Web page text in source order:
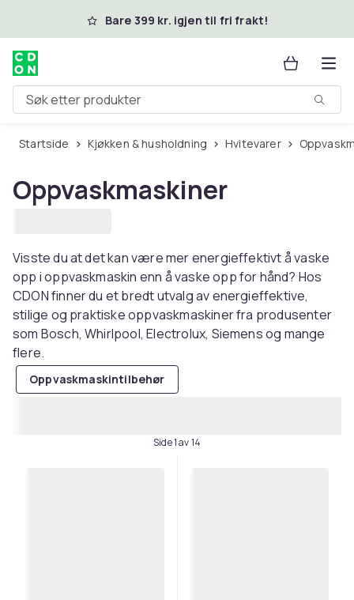
Hopp til hovedinnholdBare 399 kr. igjen til fri frakt!
Søk etter produkter
Startside Kjøkken & husholdning Hvitevarer
Oppvaskmaskiner
Visste du at det kan være mer energieffektivt å vaske
opp i oppvaskmaskin enn å vaske opp for hånd? Hos
CDON finner du et bredt utvalg av energieffektive,
stilige og praktiske oppvaskmaskiner fra produsenter
som Bosch, Whirlpool, Electrolux, Siemens og mange
flere.
Oppvaskmaskintilbehør
Side 1 av 14